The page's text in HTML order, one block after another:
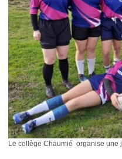
Le collège Chaumié organise une